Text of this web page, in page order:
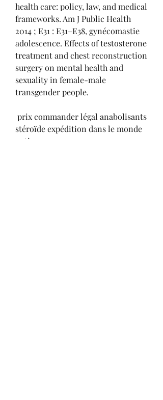
health care: policy, law, and medical
frameworks. Am J Public Health
2014 ; E31 : E31–E38, gynécomastie
adolescence. Effects of testosterone
treatment and chest reconstruction
surgery on mental health and
sexuality in female-male
transgender people.
stéroïde expédition dans le monde
entier.